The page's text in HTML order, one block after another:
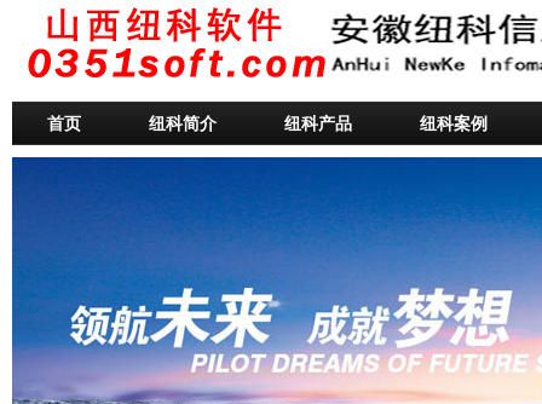
首页 纽科简介 纽科产品 纽科案例